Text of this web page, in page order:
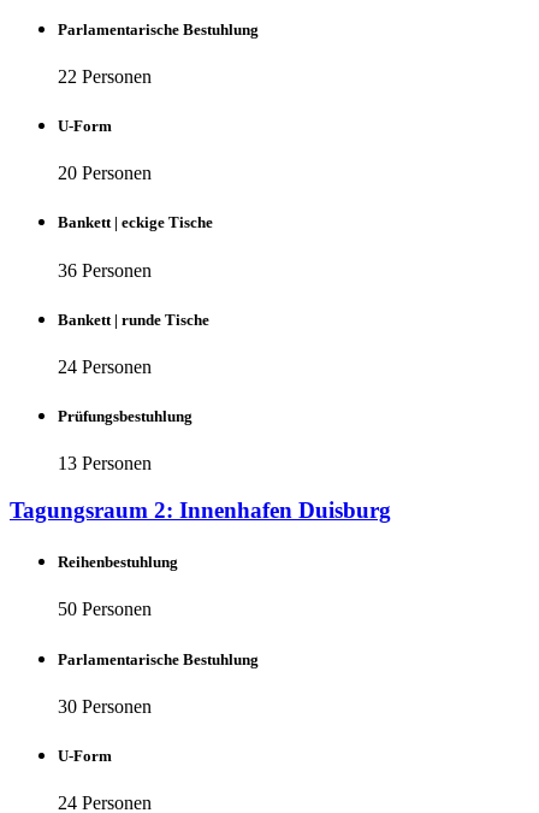
Parlamentarische Bestuhlung
22 Personen
U-Form
20 Personen
Bankett | eckige Tische
36 Personen
Bankett | runde Tische
24 Personen
Prüfungsbestuhlung
13 Personen
Tagungsraum 2: Innenhafen Duisburg
Reihenbestuhlung
50 Personen
Parlamentarische Bestuhlung
30 Personen
U-Form
24 Personen